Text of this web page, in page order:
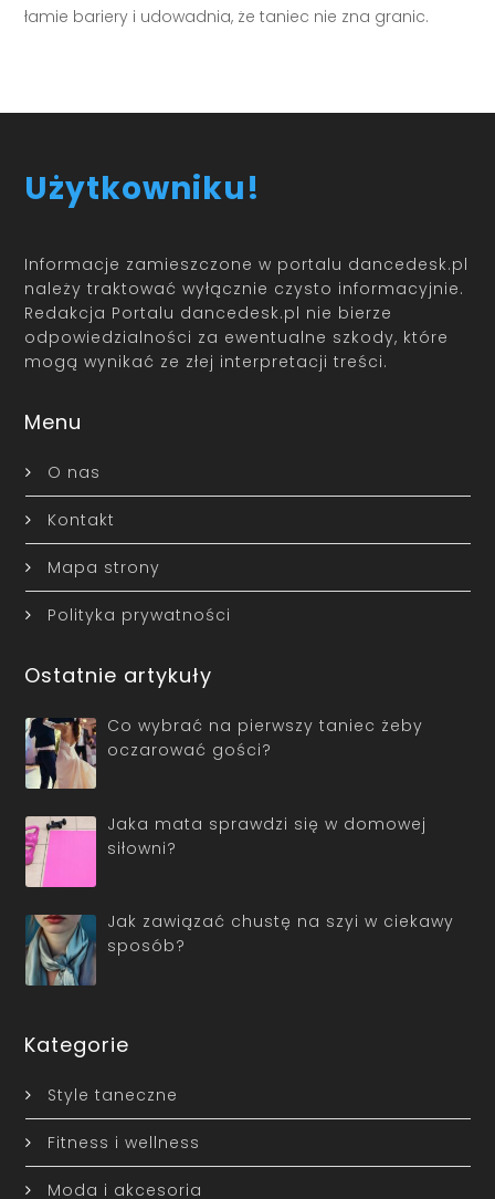
łamie bariery i udowadnia, że taniec nie zna granic.
Użytkowniku!
Informacje zamieszczone w portalu dancedesk.pl
należy traktować wyłącznie czysto informacyjnie.
Redakcja Portalu dancedesk.pl nie bierze
odpowiedzialności za ewentualne szkody, które
mogą wynikać ze złej interpretacji treści.
Menu
O nas
Kontakt
Mapa strony
Polityka prywatności
Ostatnie artykuły
Co wybrać na pierwszy taniec żeby
oczarować gości?
Jaka mata sprawdzi się w domowej
siłowni?
Jak zawiązać chustę na szyi w ciekawy
sposób?
Kategorie
Style taneczne
Fitness i wellness
Moda i akcesoria